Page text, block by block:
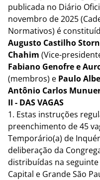
publicada no Diário
novembro de 2025
Normativos) é
Augusto Castilho
Chahim (Vice-
Fabiano Genofre e
(membros) e Paulo
Antônio Carlos
II - DAS VAGAS
1. Estas instruções
preenchimento de 45
Temporário(a) de
deliberação da
distribuídas na
Capital e Grande São